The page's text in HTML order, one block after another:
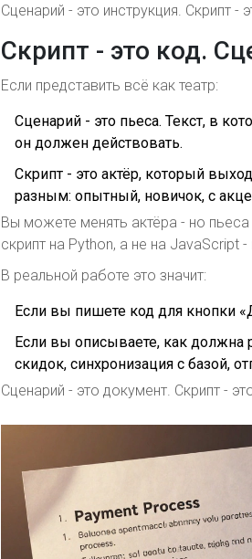
Сценарий - это инструкция. Скрипт -
Скрипт - это код.
Если представить всё как театр:
Сценарий - это пьеса. Текст, в
он должен действовать.
Скрипт - это актёр, который
разным: опытный, новичок, с
Вы можете менять актёра - но
скрипт на Python, а не на JavaScript
В реальной работе это значит:
Если вы пишете код для кнопки
Если вы описываете, как должна
скидок, синхронизация с базой,
Сценарий - это документ. Скрипт -